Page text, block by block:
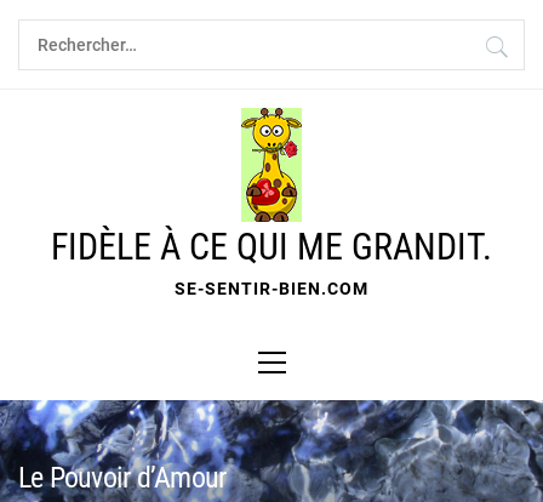
Skip
content
Rechercher :
FIDÈLE À CE QUI ME GRANDIT.
SE-SENTIR-BIEN.COM
Menu
Le Pouvoir d’Amour